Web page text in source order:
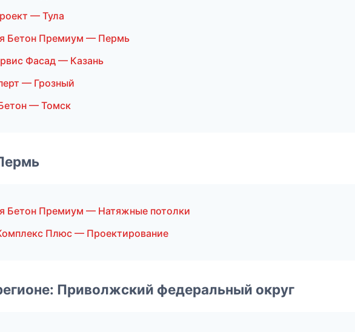
— Тула
Бетон Премиум — Пермь
Фасад — Казань
— Грозный
— Томск
Бетон Премиум — Натяжные потолки
Плюс — Проектирование
Приволжский федеральный округ